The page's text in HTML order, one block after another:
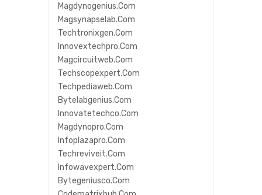
Magdynogenius.com
Magsynapselab.com
Techtronixgen.com
Innovextechpro.com
Magcircuitweb.com
Techscopexpert.com
Techpediaweb.com
Bytelabgenius.com
Innovatetechco.com
Magdynopro.com
Infoplazapro.com
Techreviveit.com
Infowavexpert.com
Bytegeniusco.com